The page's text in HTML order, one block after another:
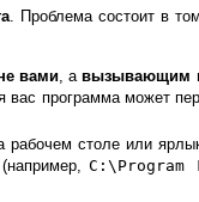
. Проблема состоит в
вами , авызывающим
программа может
рабочем столе или